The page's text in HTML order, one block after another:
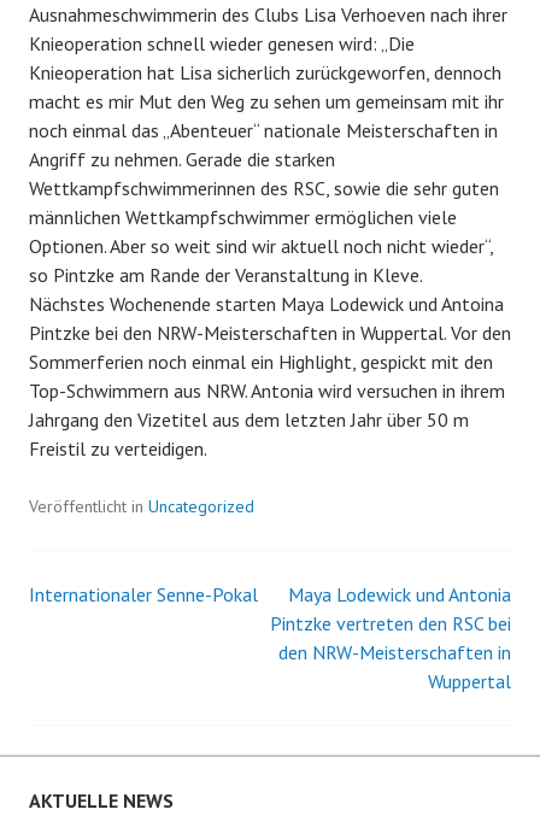
Ausnahmeschwimmerin des Clubs Lisa Verhoeven nach ihrer
Knieoperation schnell wieder genesen wird: „Die
Knieoperation hat Lisa sicherlich zurückgeworfen, dennoch
macht es mir Mut den Weg zu sehen um gemeinsam mit ihr
noch einmal das „Abenteuer“ nationale Meisterschaften in
Angriff zu nehmen. Gerade die starken
Wettkampfschwimmerinnen des RSC, sowie die sehr guten
männlichen Wettkampfschwimmer ermöglichen viele
Optionen. Aber so weit sind wir aktuell noch nicht wieder“,
so Pintzke am Rande der Veranstaltung in Kleve.
Nächstes Wochenende starten Maya Lodewick und Antoina
Pintzke bei den NRW-Meisterschaften in Wuppertal. Vor den
Sommerferien noch einmal ein Highlight, gespickt mit den
Top-Schwimmern aus NRW. Antonia wird versuchen in ihrem
Jahrgang den Vizetitel aus dem letzten Jahr über 50 m
Freistil zu verteidigen.
Veröffentlicht in Uncategorized
Beitrags-
Internationaler Senne-Pokal
Maya Lodewick und Antonia
Pintzke vertreten den RSC bei
den NRW-Meisterschaften in
Wuppertal
AKTUELLE NEWS